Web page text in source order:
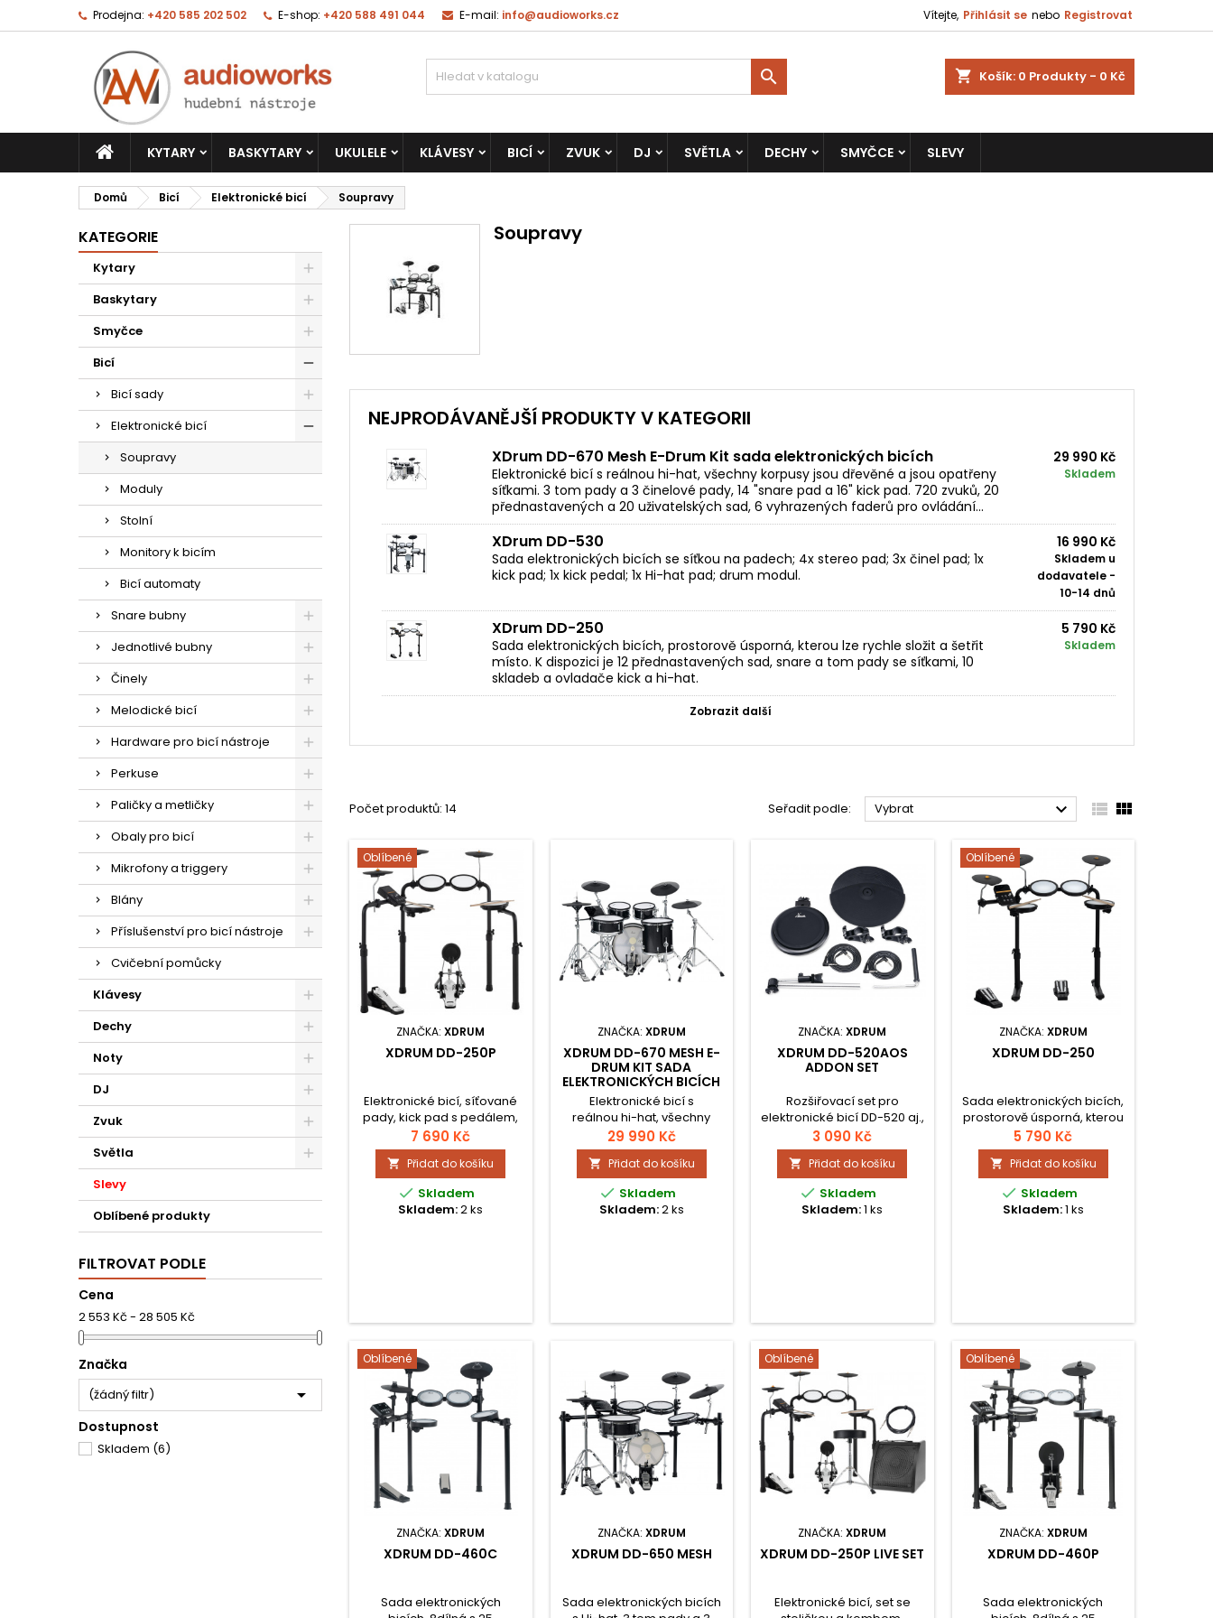
Prodejna: +420 585 202 502 E-shop: +420 588 491 044 E-mail: info@audioworks.cz Vítejte, Přihlásit se nebo Registrovat
shopping_cart Košík: 0 Produkty - 0 Kč

KYTARY BASKYTARY UKULELE KLÁVESY BICÍ ZVUK DJ SVĚTLA DECHY SMYČCE SLEVY
Domů Bicí Elektronické bicí Soupravy
KATEGORIE
Kytary
Baskytary
Smyčce
Bicí
Bicí sady
Elektronické bicí
Soupravy
Moduly
Stolní
Monitory k bicím
Bicí automaty
Snare bubny
Jednotlivé bubny
Činely
Melodické bicí
Hardware pro bicí nástroje
Perkuse
Paličky a metličky
Obaly pro bicí
Mikrofony a triggery
Blány
Příslušenství pro bicí nástroje
Cvičební pomůcky
Klávesy
Dechy
Noty
DJ
Zvuk
Světla
Slevy
Oblíbené produkty
FILTROVAT PODLE
Cena
2 553 Kč - 28 505 Kč
Značka
(žádný filtr) 
Dostupnost
Skladem (6)
Soupravy
NEJPRODÁVANĚJŠÍ PRODUKTY V KATEGORII
XDrum DD-670 Mesh E-Drum Kit sada elektronických bicích
Elektronické bicí s reálnou hi-hat, všechny korpusy jsou dřevěné a jsou opatřeny
síťkami. 3 tom pady a 3 činelové pady, 14 "snare pad a 16" kick pad. 720 zvuků, 20
přednastavených a 20 uživatelských sad, 6 vyhrazených faderů pro ovládání...
29 990 Kč
Skladem
XDrum DD-530
Sada elektronických bicích se síťkou na padech; 4x stereo pad; 3x činel pad; 1x
kick pad; 1x kick pedal; 1x Hi-hat pad; drum modul.
16 990 Kč
Skladem u
dodavatele -
10-14 dnů
XDrum DD-250
Sada elektronických bicích, prostorově úsporná, kterou lze rychle složit a šetřit
místo. K dispozici je 12 přednastavených sad, snare a tom pady se síťkami, 10
skladeb a ovladače kick a hi-hat.
5 790 Kč
Skladem
Zobrazit další
Počet produktů: 14 Seřadit podle: Vybrat   
Oblíbené
ZNAČKA:XDRUM
XDRUM DD-250P
Elektronické bicí, síťované
pady, kick pad s pedálem,
bluetooth, USB MIDI.
7 690 Kč
 Přidat do košíku
 Skladem
Skladem:2 ks
ZNAČKA: XDRUM
XDRUM DD-670 MESH E-
DRUM KIT SADA
ELEKTRONICKÝCH BICÍCH
Elektronické bicí s
reálnou hi-hat, všechny
korpusy jsou dřevěné a jsou
opatřeny síťkami. 3 tom
pady a 3 činelové pady, 14
"snare pad a 16" kick
pad. 720 zvuků, 20
přednastavených a 20
29 990 Kč
 Přidat do košíku
 Skladem
Skladem:2 ks
ZNAČKA:XDRUM
XDRUM DD-520AOS
ADDON SET
Rozšiřovací set pro
elektronické bicí DD-520 aj.,
8" dvouzónový snare/tom,
12" dvouzónový činel,
hardware.
3 090 Kč
 Přidat do košíku
 Skladem
Skladem:1 ks
Oblíbené
ZNAČKA: XDRUM
XDRUM DD-250
Sada elektronických bicích,
prostorově úsporná, kterou
lze rychle složit a šetřit
místo. K dispozici je 12
přednastavených sad,
snare a tom pady se
síťkami, 10 skladeb a
ovladače kick a hi-hat.
5 790 Kč
 Přidat do košíku
 Skladem
Skladem:1 ks
Oblíbené
ZNAČKA:XDRUM
XDRUM DD-460C
Sada elektronických
ZNAČKA: XDRUM
XDRUM DD-650 MESH
Sada elektronických bicích
Oblíbené
ZNAČKA:XDRUM
XDRUM DD-250P LIVE SET
Elektronické bicí, set se
Oblíbené
ZNAČKA: XDRUM
XDRUM DD-460P
Sada elektronických